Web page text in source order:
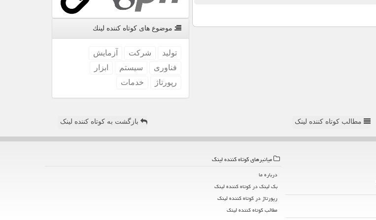
موضوع های كوتاه كننده لینك
تولید شركت
آزمایش
فناوری
سیستم
ابزار
رپورتاژ
خدمات
مطالب کوتاه کننده لینک بازگشت به کوتاه کننده لینک
میانبرهای كوتاه كننده لینك
درباره ما
بک لینک در كوتاه كننده لینك
رپورتاژ در كوتاه كننده لینك
مطالب كوتاه كننده لینك